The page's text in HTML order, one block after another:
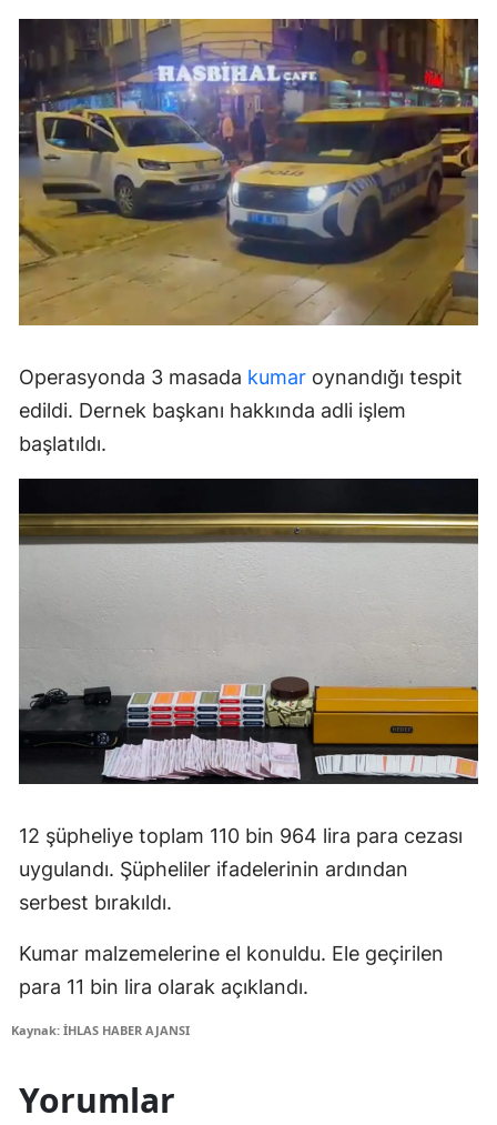
Operasyonda 3 masada kumar oynandığı tespit
edildi. Dernek başkanı hakkında adli işlem
başlatıldı.
12 şüpheliye toplam 110 bin 964 lira para cezası
uygulandı. Şüpheliler ifadelerinin ardından
serbest bırakıldı.
Kumar malzemelerine el konuldu. Ele geçirilen
para 11 bin lira olarak açıklandı.
Kaynak: İHLAS HABER AJANSI
Yorumlar